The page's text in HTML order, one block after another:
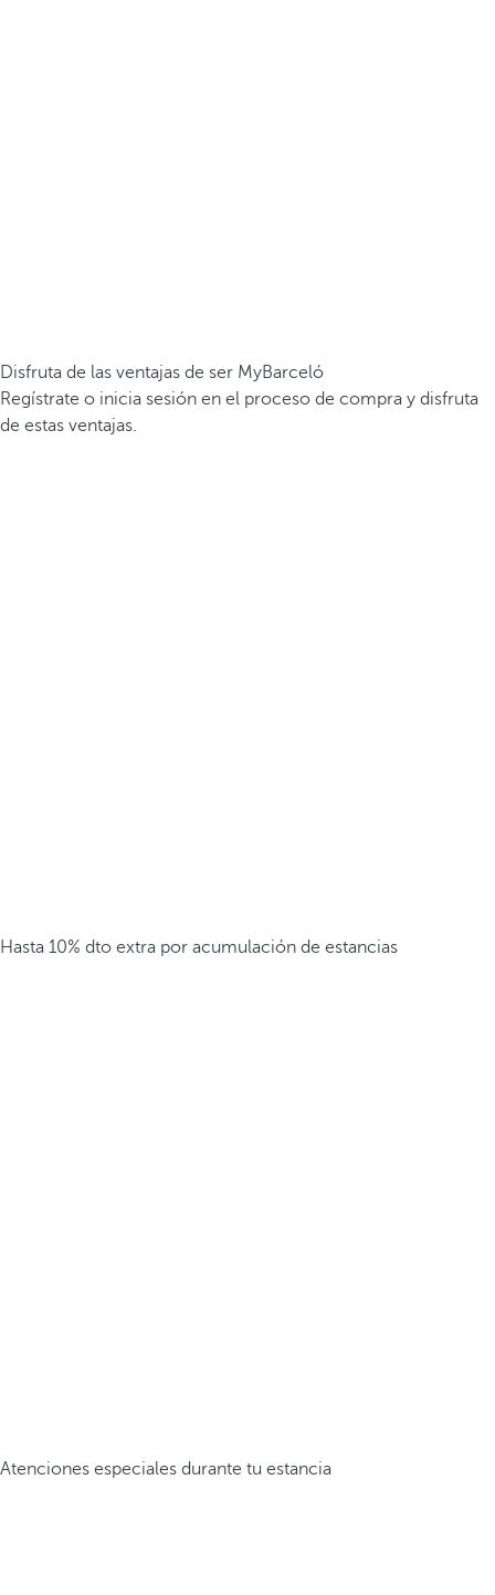
Disfruta de las ventajas de ser MyBarceló
Regístrate o inicia sesión en el proceso de compra y disfruta
de estas ventajas.
Hasta 10% dto extra por acumulación de estancias
Atenciones especiales durante tu estancia